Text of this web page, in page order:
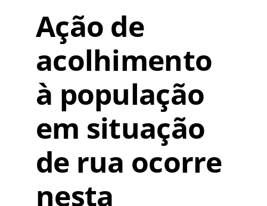
Ação de
acolhimento
à população
em situação
de rua ocorre
nesta